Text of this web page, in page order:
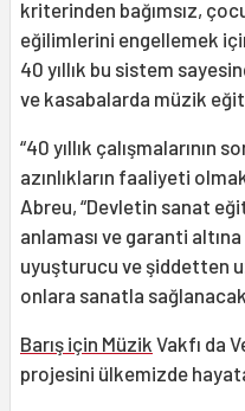
kriterinden bağımsız,
eğilimlerini engellemek
40 yıllık bu sistem
ve kasabalarda müzik
“40 yıllık çalışmalarının
azınlıkların faaliyeti
Abreu, “Devletin sanat
anlaması ve garanti
uyuşturucu ve şiddetten
onlara sanatla
Barış için Müzik Vakfı da
projesini ülkemizde